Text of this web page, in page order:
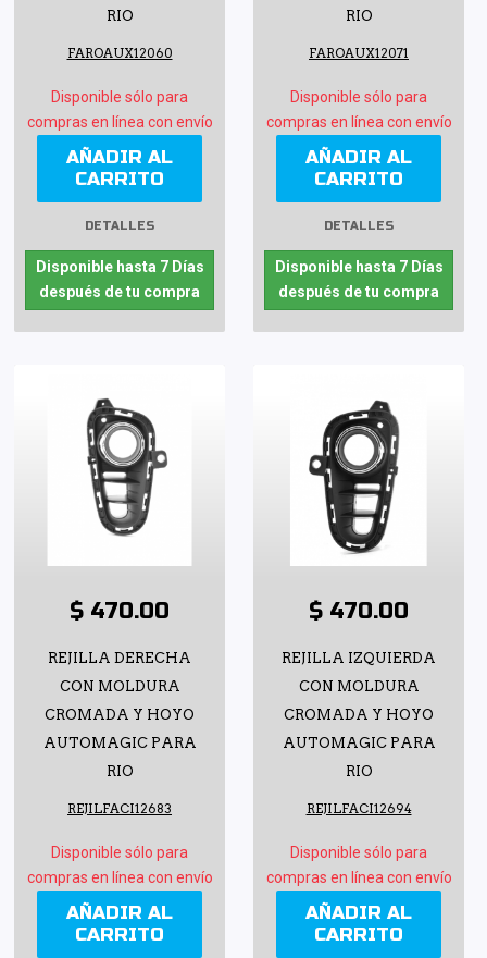
RIO
FAROAUX12060
Disponible sólo para
compras en línea con envío
AÑADIR AL
CARRITO
DETALLES
Disponible hasta 7 Días
después de tu compra
RIO
FAROAUX12071
Disponible sólo para
compras en línea con envío
AÑADIR AL
CARRITO
DETALLES
Disponible hasta 7 Días
después de tu compra
$ 470.00
REJILLA DERECHA
CON MOLDURA
CROMADA Y HOYO
AUTOMAGIC PARA
RIO
REJILFACI12683
Disponible sólo para
compras en línea con envío
AÑADIR AL
CARRITO
$ 470.00
REJILLA IZQUIERDA
CON MOLDURA
CROMADA Y HOYO
AUTOMAGIC PARA
RIO
REJILFACI12694
Disponible sólo para
compras en línea con envío
AÑADIR AL
CARRITO